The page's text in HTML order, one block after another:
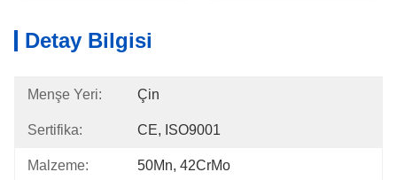
Detay Bilgisi
Menşe Yeri: Çin
Sertifika: CE, ISO9001
Malzeme: 50Mn, 42CrMo